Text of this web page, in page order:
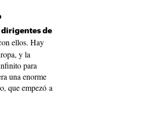
dirigentes de
ellos. Hay
y la
para
una enorme
que empezó a